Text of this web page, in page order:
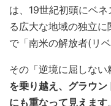
は、19世紀初頭にベ
る広大な地域の独立
で「南米の解放者(リ
その「逆境に屈しない
を乗り越え、グラウ
にも重なって見えます。